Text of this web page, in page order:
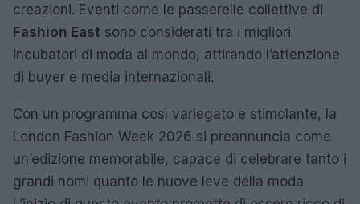
creazioni. Eventi come le passerelle collettive di
Fashion East sono considerati tra i migliori
incubatori di moda al mondo, attirando l’attenzione
di buyer e media internazionali.
Con un programma così variegato e stimolante, la
London Fashion Week 2026 si preannuncia come
un’edizione memorabile, capace di celebrare tanto i
grandi nomi quanto le nuove leve della moda.